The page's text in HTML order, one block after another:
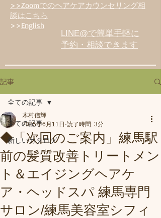
>>Zoomでのヘアケアカウンセリング相
談はこちら
>>English
LINE@で簡単手軽に
予約・相談できます
記事
全ての記事
新しいカタログ
全ての記事
◆「次回のご案内」練馬駅
前の髪質改善トリートメン
ト＆エイジングヘアケ
ア・ヘッドスパ 練馬専門
サロン/練馬美容室シフィ
木村信輝
2025年6月11日 読了時間: 3分